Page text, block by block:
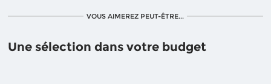
VOUS AIMEREZ PEUT-ÊTRE...
Une sélection dans votre budget